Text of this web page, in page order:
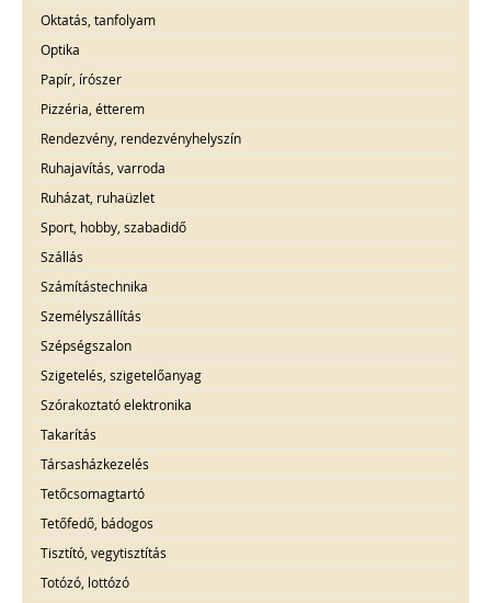
Oktatás, tanfolyam
Optika
Papír, írószer
Pizzéria, étterem
Rendezvény, rendezvényhelyszín
Ruhajavítás, varroda
Ruházat, ruhaüzlet
Sport, hobby, szabadidő
Szállás
Számítástechnika
Személyszállítás
Szépségszalon
Szigetelés, szigetelőanyag
Szórakoztató elektronika
Takarítás
Társasházkezelés
Tetőcsomagtartó
Tetőfedő, bádogos
Tisztító, vegytisztítás
Totózó, lottózó